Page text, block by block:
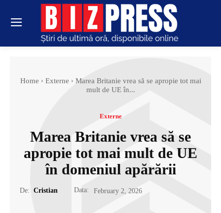
Home Externe
Marea Britanie vrea să se apropie tot mai
mult de UE în...
Externe
Marea Britanie vrea să se
apropie tot mai mult de UE
în domeniul apărării
De: Cristian Data: February 2, 2026